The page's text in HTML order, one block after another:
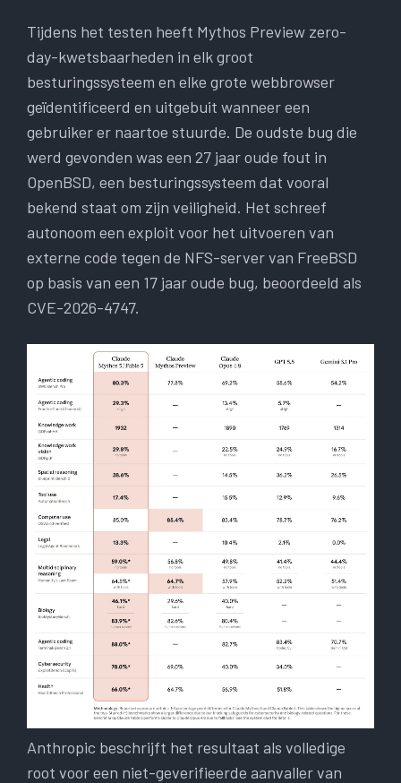
Tijdens het testen heeft Mythos Preview zero-
day-kwetsbaarheden in elk groot
besturingssysteem en elke grote webbrowser
geïdentificeerd en uitgebuit wanneer een
gebruiker er naartoe stuurde. De oudste bug die
werd gevonden was een 27 jaar oude fout in
OpenBSD, een besturingssysteem dat vooral
bekend staat om zijn veiligheid. Het schreef
autonoom een ​​exploit voor het uitvoeren van
externe code tegen de NFS-server van FreeBSD
op basis van een 17 jaar oude bug, beoordeeld als
CVE-2026-4747.
Anthropic beschrijft het resultaat als volledige
root voor een niet-geverifieerde aanvaller van